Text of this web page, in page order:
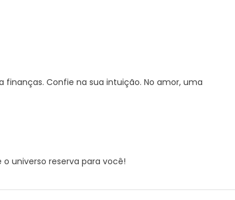
finanças. Confie na sua intuição. No amor, uma
universo reserva para você!